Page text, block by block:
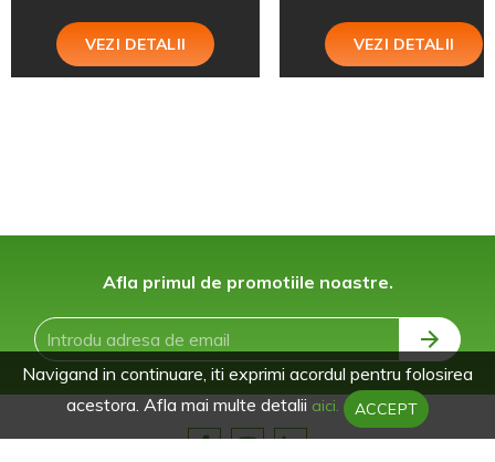
VEZI DETALII VEZI DETALII
Afla primul de promotiile noastre.
Navigand in continuare, iti exprimi acordul pentru folosirea
acestora. Afla mai multe detalii aici. ACCEPT